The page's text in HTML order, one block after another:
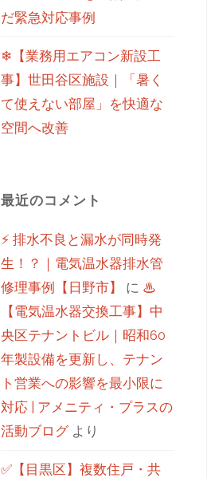
だ緊急対応事例
❄【業務用エアコン新設工
事】世田谷区施設｜「暑く
て使えない部屋」を快適な
空間へ改善
最近のコメント
⚡ 排水不良と漏水が同時発
生！？｜電気温水器排水管
修理事例【日野市】
に ♨
【電気温水器交換工事】中
央区テナントビル｜昭和60
年製設備を更新し、テナン
ト営業への影響を最小限に
対応 | アメニティ・プラスの
活動ブログより
✅【目黒区】複数住戸・共